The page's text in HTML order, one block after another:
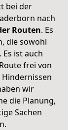
bei der
nach
Routen. Es
die sowohl
ist auch
frei von
wir
die Planung,
Sachen